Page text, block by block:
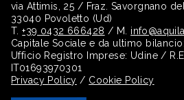
via Attimis, 25 / Fraz. Savorgnano
33040 Povoletto (Ud)
T.+39 0432 666428 / M.
Capitale Sociale e da ultimo
Ufficio Registro Imprese: Udine /
IT01693970301
Privacy Policy / Cookie Policy